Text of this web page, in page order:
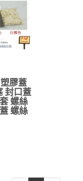
膠蓋
封口蓋
螺絲
螺絲